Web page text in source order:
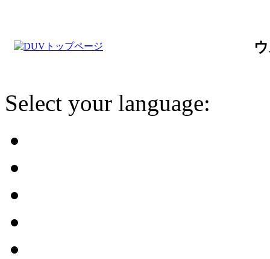
Select your language: